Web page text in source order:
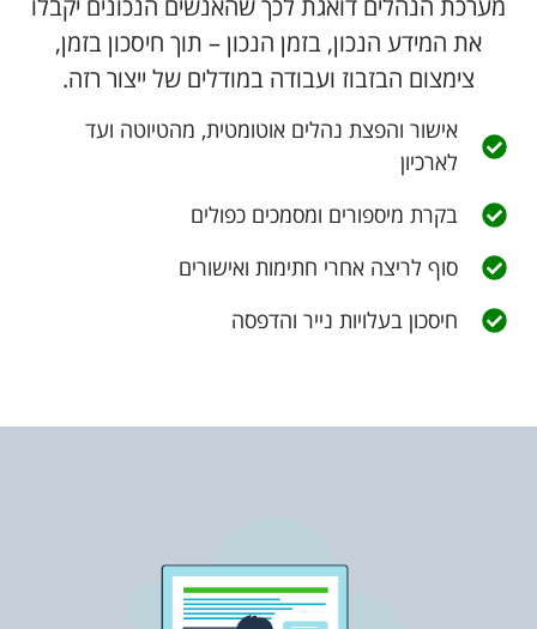
מערכת הנהלים דואגת לכך שהאנשים הנכונים יקבלו
את המידע הנכון, בזמן הנכון – תוך חיסכון בזמן,
צימצום הבזבוז ועבודה במודלים של ייצור רזה.
אישור והפצת נהלים אוטומטית, מהטיוטה ועד
לארכיון
בקרת מיספורים ומסמכים כפולים
סוף לריצה אחרי חתימות ואישורים
חיסכון בעלויות נייר והדפסה